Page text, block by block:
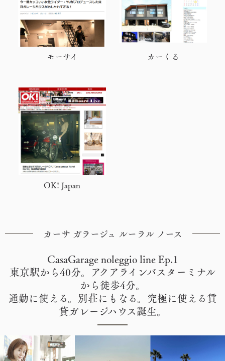
モーサイ カーくる
OK! Japan
カーサ ガラージュ ルーラル ノース
CasaGarage noleggio line Ep.1
東京駅から40分。アクアラインバスターミナル
から徒歩4分。
通勤に使える。別荘にもなる。究極に使える賃
貸ガレージハウス誕生。